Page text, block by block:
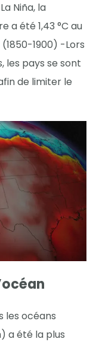
Niña, la
a été 1,43 °C au
1900) -Lors
les pays se sont
de limiter le
les océans
a été la plus